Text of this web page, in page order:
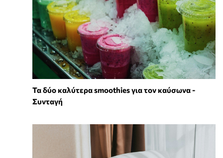
Τα δύο καλύτερα smoothies για τον καύσωνα -
Συνταγή